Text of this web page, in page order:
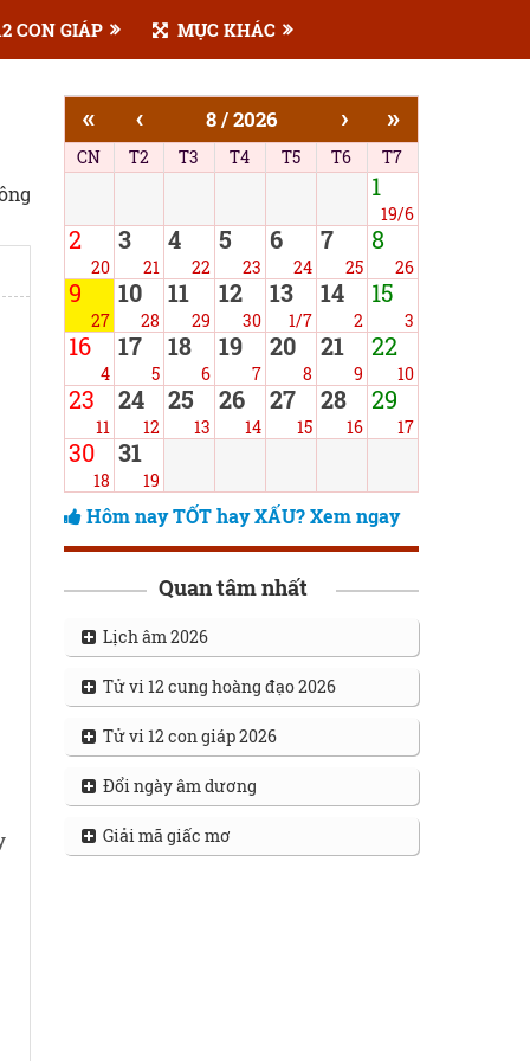
CON GIÁP MỤC KHÁC
« ‹ 8 / 2026 › »
CN T2 T3 T4 T5 T6 T7
1
19/6
2
20
3
21
4
22
5
23
6
24
7
25
8
26
9
27
10
28
11
29
12
30
13
1/7
14
2
15
3
16
4
17
5
18
6
19
7
20
8
21
9
22
10
23
11
24
12
25
13
26
14
27
15
28
16
29
17
30
18
31
19
Hôm nay TỐT hay XẤU? Xem ngay
Quan tâm nhất
Lịch âm 2026
Tử vi 12 cung hoàng đạo 2026
Tử vi 12 con giáp 2026
Đổi ngày âm dương
Giải mã giấc mơ